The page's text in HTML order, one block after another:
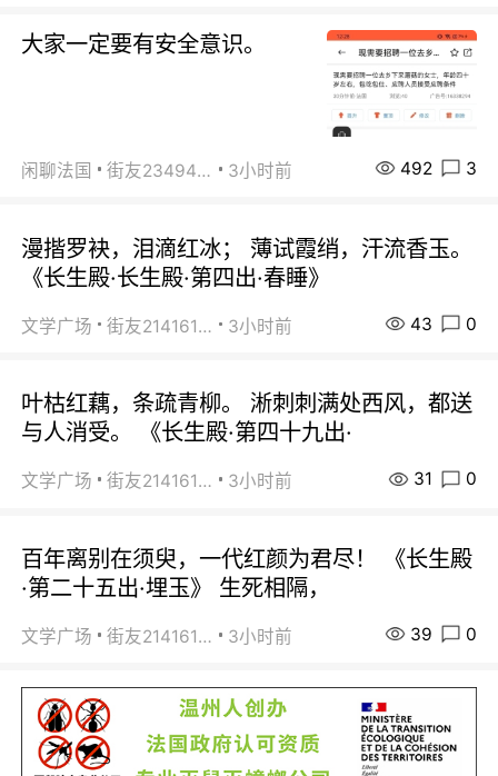
大家一定要有安全意识。
闲聊法国 街友23494008 3小时前 492 3
漫揩罗袂，泪滴红冰； 薄试霞绡，汗流香玉。
《长生殿·长生殿·第四出·春睡》
文学广场 街友21416156 3小时前 43 0
叶枯红藕，条疏青柳。 淅刺刺满处西风，都送
与人消受。 《长生殿·第四十九出·
文学广场 街友21416156 3小时前 31 0
百年离别在须臾，一代红颜为君尽！ 《长生殿
·第二十五出·埋玉》 生死相隔，
文学广场 街友21416156 3小时前 39 0